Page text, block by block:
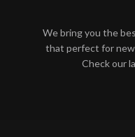
We bring you the
that perfect for
Check our